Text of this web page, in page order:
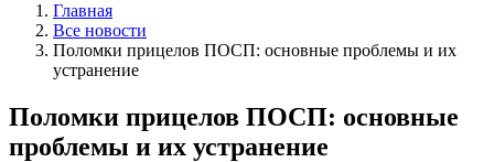
Главная
Все новости
Поломки прицелов ПОСП: основные проблемы и их
устранение
Поломки прицелов ПОСП: основные
проблемы и их устранение